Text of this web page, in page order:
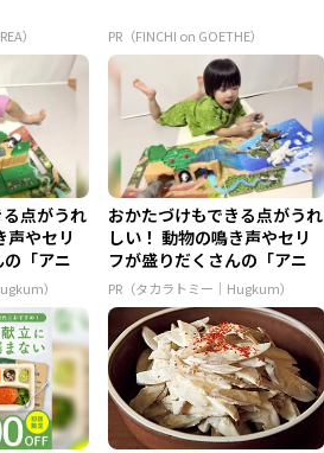
） PR（FINCHI on GOETHE）
点がうれ
声やセリ
「アニ
）
おかたづけもできる点がうれ
しい！ 動物の鳴き声やセリ
フが盛りだくさんの「アニ
ア ...
PR（タカラトミー｜Hugkum）